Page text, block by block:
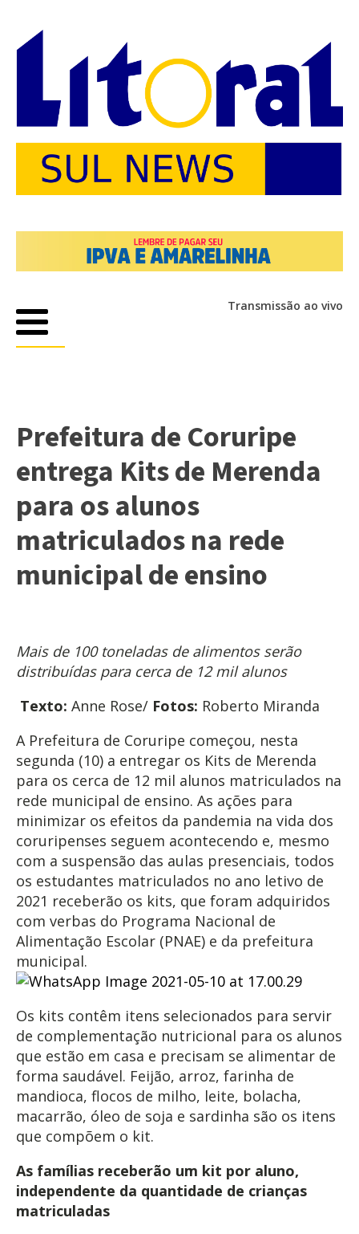
Transmissão ao vivo
Prefeitura de Coruripe
entrega Kits de Merenda
para os alunos
matriculados na rede
municipal de ensino
Mais de 100 toneladas de alimentos serão
distribuídas para cerca de 12 mil alunos
Texto: Anne Rose/ Fotos: Roberto Miranda
A Prefeitura de Coruripe começou, nesta
segunda (10) a entregar os Kits de Merenda
para os cerca de 12 mil alunos matriculados na
rede municipal de ensino. As ações para
minimizar os efeitos da pandemia na vida dos
coruripenses seguem acontecendo e, mesmo
com a suspensão das aulas presenciais, todos
os estudantes matriculados no ano letivo de
2021 receberão os kits, que foram adquiridos
com verbas do Programa Nacional de
Alimentação Escolar (PNAE) e da prefeitura
municipal.
Os kits contêm itens selecionados para servir
de complementação nutricional para os alunos
que estão em casa e precisam se alimentar de
forma saudável. Feijão, arroz, farinha de
mandioca, flocos de milho, leite, bolacha,
macarrão, óleo de soja e sardinha são os itens
que compõem o kit.
As famílias receberão um kit por aluno,
independente da quantidade de crianças
matriculadas